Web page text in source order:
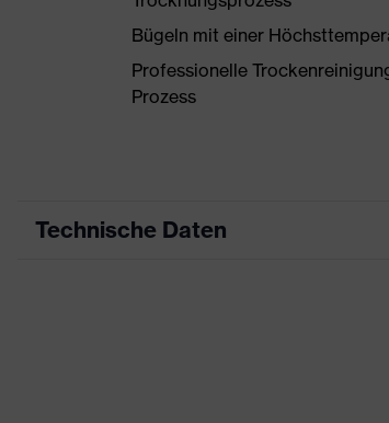
Bügeln mit einer
Professionelle
Prozess
Technische Daten